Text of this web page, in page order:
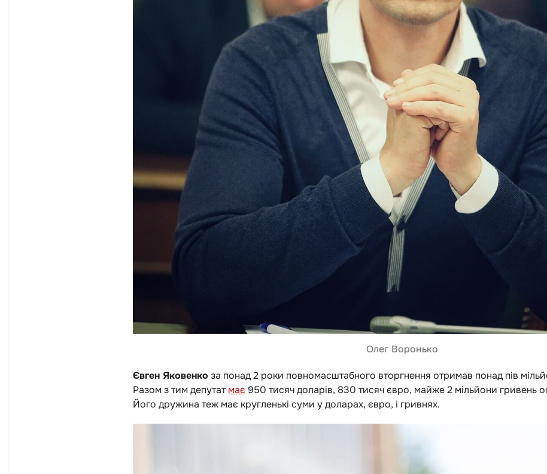
Олег Воронько
Євген Яковенко за понад 2 роки повномасштабного вторгнення отримав понад пів
Разом з тим депутатмає 950 тисяч доларів, 830 тисяч євро, майже 2 мільйони гривень
Його дружина теж має кругленькі суми у доларах, євро, і гривнях.